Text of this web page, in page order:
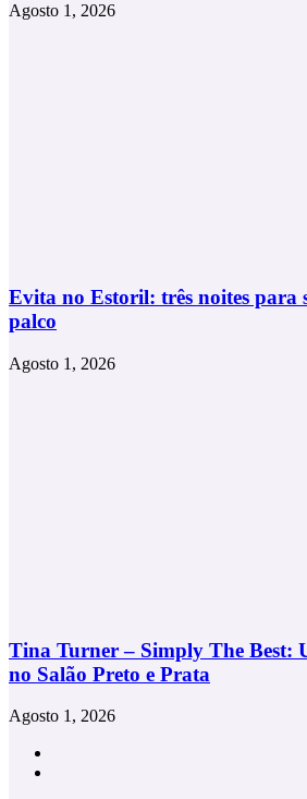
Agosto 1, 2026
Evita no Estoril: três noites para
palco
Agosto 1, 2026
Tina Turner – Simply The Best:
no Salão Preto e Prata
Agosto 1, 2026